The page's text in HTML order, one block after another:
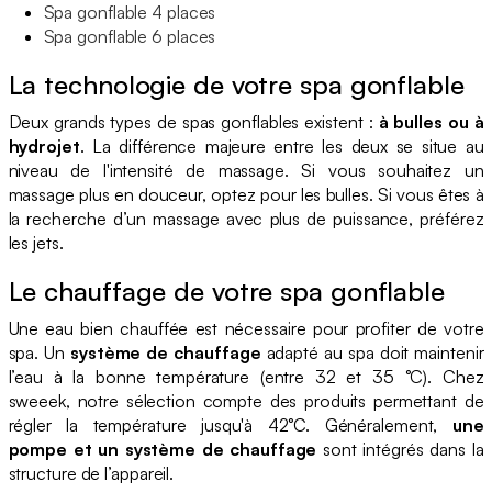
Spa gonflable 4 places
Spa gonflable 6 places
La technologie de votre spa gonflable
Deux grands types de spas gonflables existent : à bulles ou à
hydrojet. La différence majeure entre les deux se situe au
niveau de l'intensité de massage. Si vous souhaitez un
massage plus en douceur, optez pour les bulles. Si vous êtes à
la recherche d’un massage avec plus de puissance, préférez
les jets.
Le chauffage de votre spa gonflable
Une eau bien chauffée est nécessaire pour profiter de votre
spa. Un système de chauffage adapté au spa doit maintenir
l’eau à la bonne température (entre 32 et 35 °C). Chez
sweeek, notre sélection compte des produits permettant de
régler la température jusqu'à 42°C. Généralement, une
pompe et un système de chauffage sont intégrés dans la
structure de l’appareil.